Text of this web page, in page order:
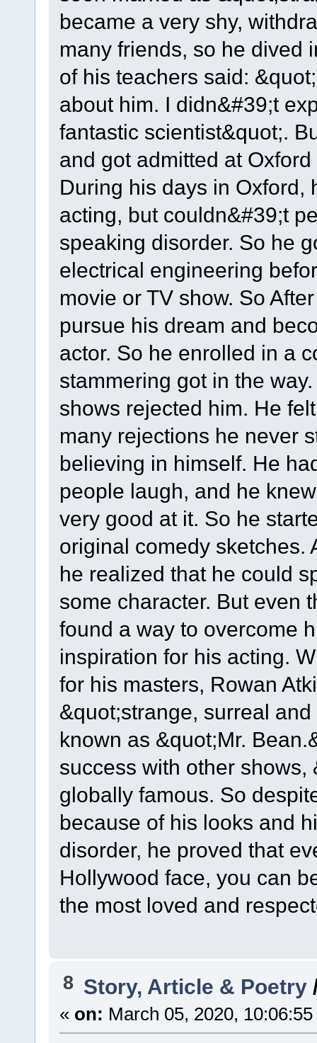
became a very shy,
many friends, so he dived
of his teachers said:
about him. I didn&#39;t
fantastic scientist&quot;.
and got admitted at
During his days in Oxford,
acting, but couldn&#39;t
speaking disorder. So he
electrical engineering
movie or TV show. So
pursue his dream and
actor. So he enrolled in a
stammering got in the way.
shows rejected him. He
many rejections he never
believing in himself. He
people laugh, and he
very good at it. So he
original comedy sketches.
he realized that he could
some character. But even
found a way to overcome
inspiration for his acting.
for his masters, Rowan
&quot;strange, surreal
known as &quot;Mr.
success with other shows,
globally famous. So
because of his looks and
disorder, he proved that
Hollywood face, you can
the most loved and
8 Story, Article & Poetry
« on: March 05, 2020,